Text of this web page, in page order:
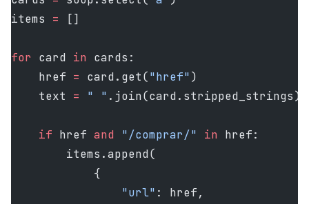
items = []
for card in cards:
    href
= card.get("href")
    text
= " " .join(card.stripped_strings)
    if
href and "/comprar/" in href:
        items.append(
            {
                "url"
: href,